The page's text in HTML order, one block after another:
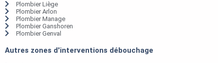
Plombier Liège
Plombier Arlon
Plombier Manage
Plombier Ganshoren
Plombier Genval
Autres zones d'interventions débouchage